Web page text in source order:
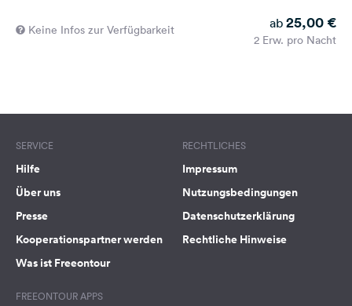
Keine Infos zur Verfügbarkeit ab 25,00 €
2 Erw. pro Nacht
SERVICE
Hilfe
Über uns
Presse
Kooperationspartner werden
Was ist Freeontour
RECHTLICHES
Impressum
Nutzungsbedingungen
Datenschutzerklärung
Rechtliche Hinweise
FREEONTOUR APPS